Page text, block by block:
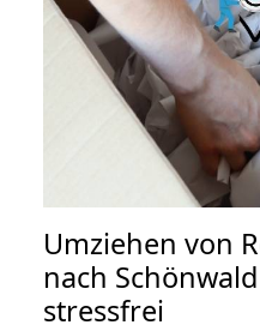
Umziehen von
nach Schönwald
stressfrei